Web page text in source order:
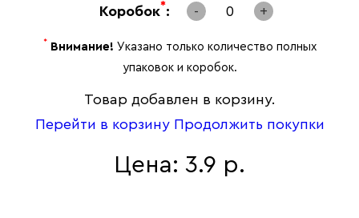
Коробок*: - 0 +
* Внимание! Указано только количество полных
упаковок и коробок.
Товар добавлен в корзину.
Перейти в корзину Продолжить покупки
Цена: 3.9 р.